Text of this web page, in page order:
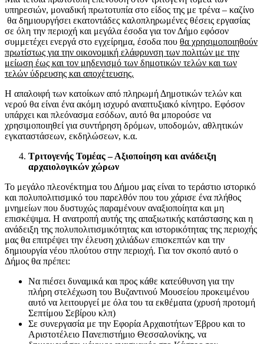
υπηρεσιών, μοναδική πρωτοτυπία στο είδος της με τρένα – καζίνο
θα δημιουργήσει εκατοντάδες καλοπληρωμένες θέσεις εργασίας
σε όλη την περιοχή και μεγάλα έσοδα για τον Δήμο εφόσον
συμμετέχει ενεργά στο εγχείρημα, έσοδα που θα χρησιμοποιηθούν
πρωτίστως για την οικονομική ελάφρυνση των πολιτών με την
μείωση έως και τον μηδενισμό των δημοτικών τελών και των
τελών ύδρευσης και αποχέτευσης.
Η απαλοιφή των κατοίκων από πληρωμή Δημοτικών τελών και
νερού θα είναι ένα ακόμη ισχυρό αναπτυξιακό κίνητρο. Εφόσον
υπάρχει και πλεόνασμα εσόδων, αυτό θα μπορούσε να
χρησιμοποιηθεί για συντήρηση δρόμων, υποδομών, αθλητικών
εγκαταστάσεων, εκδηλώσεων, κ.α.
Τριτογενής Τομέας – Αξιοποίηση και ανάδειξη
αρχαιολογικών χώρων
Το μεγάλο πλεονέκτημα του Δήμου μας είναι το τεράστιο ιστορικό
και πολυπολιτισμικό του παρελθόν που του χάρισε ένα πλήθος
μνημείων που δυστυχώς παραμένουν αναξιοποίητα και μη
επισκέψιμα. Η ανατροπή αυτής της απαξιωτικής κατάστασης και η
ανάδειξη της πολυπολιτισμικότητας και ιστορικότητας της περιοχής
μας θα επιτρέψει την έλευση χιλιάδων επισκεπτών και την
δημιουργία νέου πλούτου στην περιοχή. Για τον σκοπό αυτό ο
Δήμος θα πρέπει:
Να πιέσει δυναμικά και προς κάθε κατεύθυνση για την
πλήρη στελέχωση του Βυζαντινού Μουσείου προκειμένου
αυτό να λειτουργεί με όλα του τα εκθέματα (χρυσή προτομή
Σεπτίμου Σεβίρου κλπ)
Σε συνεργασία με την Εφορία Αρχαιοτήτων Έβρου και το
Αριστοτέλειο Πανεπιστήμιο Θεσσαλονίκης, να